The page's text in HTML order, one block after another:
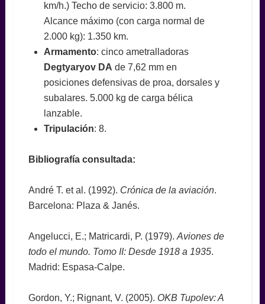
km/h.) Techo de servicio: 3.800 m.
Alcance máximo (con carga normal de
2.000 kg): 1.350 km.
Armamento: cinco ametralladoras
Degtyaryov DA de 7,62 mm en
posiciones defensivas de proa, dorsales y
subalares. 5.000 kg de carga bélica
lanzable.
Tripulación: 8.
Bibliografía consultada:
André T. et al. (1992). Crónica de la aviación.
Barcelona: Plaza & Janés.
Angelucci, E.; Matricardi, P. (1979). Aviones de
todo el mundo. Tomo II: Desde 1918 a 1935.
Madrid: Espasa-Calpe.
Gordon, Y.; Rignant, V. (2005). OKB Tupolev: A